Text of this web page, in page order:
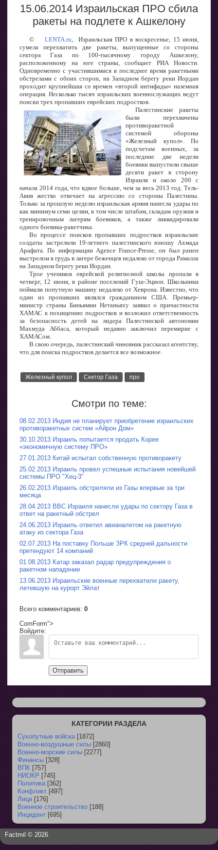
15.06.2014 Израильская ПРО сбила
ракеты на подлете к Ашкелону
© LENTA.ru , Израильская ПРО в воскресенье, 15 июня,
сумела перехватить две ракеты, выпущенные со стороны
сектора Газа по 100-тысячному городу Ашкелону,
расположенному на юге страны, сообщает РИА Новости.
Одновременно с участившимися в последнее время ракетными
обстрелами с обоих сторон, на Западном берегу реки Иордан
проходит крупнейшая со времен «второй интифады» наземная
операция. Несколько тысяч израильских военнослужащих ведут
поиски трех пропавших еврейских подростков.
Палестинские ракеты
были перехвачены
противоракетной
системой обороны
«Железный купол». По
подсчетам военных, за
последние две недели
боевики выпустили свыше
десяти ракет в сторону
Израиля и около 200 с
начала 2014 года, что вдвое больше, чем за весь 2013 год. Тель-
Авив жестко отвечает на агрессию со стороны Палестины.
Только за прошлую неделю израильская армия нанесла удары по
как минимум семи целям, в том числе штабам, складам оружия и
тренировочным лагерям боевиков, а также ликвидировали
одного боевика-ракетчика.
Во процессе поисков пропавших подростков израильские
солдаты застрелили 19-летнего палестинского юношу Ахмада
Арафата. По информации Agence France-Presse, он был ранен
выстрелом в грудь в лагере беженцев недалеко от города Рамалла
на Западном берегу реки Иордан.
Трое учеников еврейской религиозной школы пропали в
четверг, 12 июня, в районе поселений Гуш-Эцион. Школьники
поймали попутную машину недалеко от Хеврона. Известно, что
один из пропавших являлся гражданином США. Премьер-
министр страны Биньямин Нетаньяху заявил о причастности
ХАМАС к похищению подростков и возложил ответственность
за безопасность детей на лидера Палестинской автономии
Махмуда Аббаса, который недавно заключил перемирие с
ХАМАСом.
В свою очередь, палестинский чиновник рассказал агентству,
что для поиска подростков делается все возможное.
Железный купол Сектор Газа про
Смотри по теме:
08.02.2013 Индия не планирует приобретение израильских
противоракетных систем «Айрон Дом»
30.10.2013 Израиль попытается продать Корее
«экономичную систему ПРО»
27.01.2013 Китай испытал собственную противоракету
25.02.2013 Израиль провел успешные испытания новейшей
системы ПРО "Хец-3"
26.02.2013 Израиль обстреляли из Газы впервые за три
месяца
28.04.2013 ВВС Израиля нанесли удары по сектору Газа в
ответ на ракетный обстрел
24.06.2013 Израиль ответил авианалетом на ракетную
атаку из сектора Газа
02.07.2013 На поставку Польше ЗРК средней дальности
претендуют 14 компаний
01.08.2013 Катар заказал радар предупреждения о
ракетном нападении
13.06.2013 Израильские военные перехватили ракету,
летевшую на курорт Эйлат
Всего комментариев: 0
ComForm">
Войдите:
Отправить
КАТЕГОРИИ РАЗДЕЛА
Сухопутные войска [1872]
Военно-воздушные силы [2860]
Военно-морские силы [2277]
Финансы [328]
ВПК [757]
НИОКР [745]
Политика [362]
Конфликт [497]
Лица [176]
Военное строительство [188]
Инцидент [695]
Factmil © 2026